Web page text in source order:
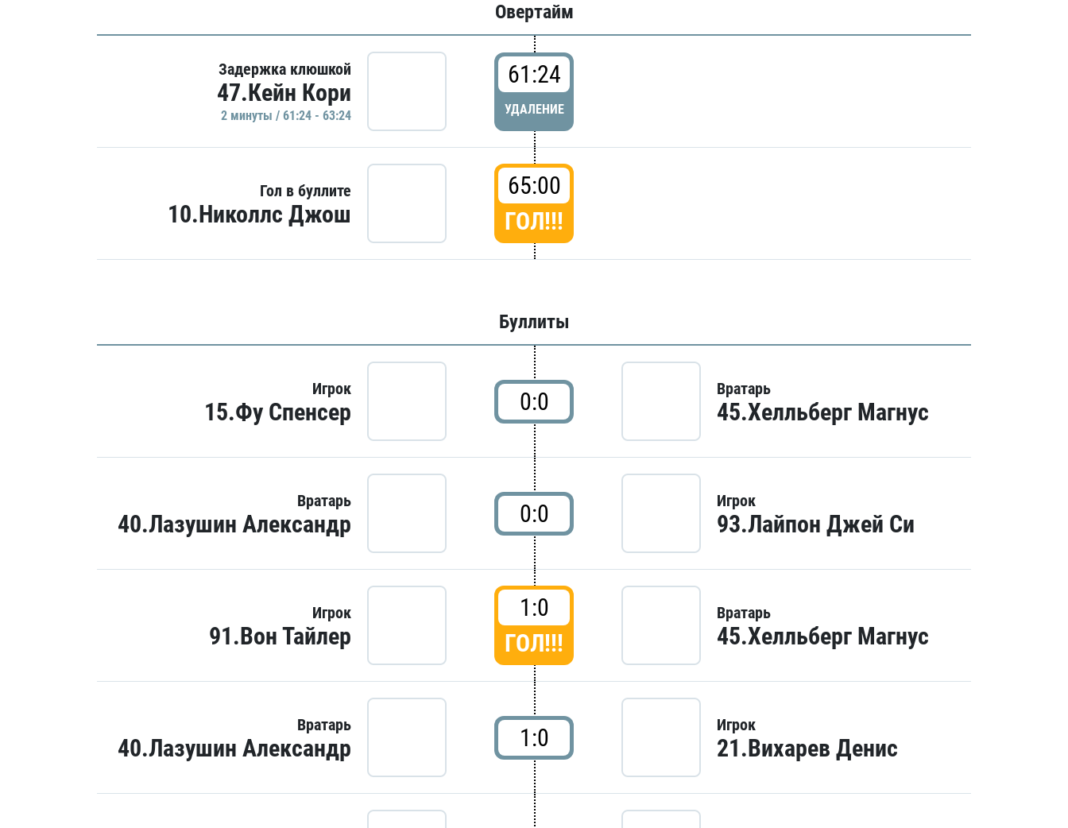
Овертайм
Задержка клюшкой
47.Кейн Кори
2 минуты / 61:24 - 63:24
61:24
УДАЛЕНИЕ
Гол в буллите
10.Николлс Джош
65:00
ГОЛ!!!
Буллиты
Игрок
15.Фу Спенсер 0:0 Вратарь
45.Хелльберг Магнус
Вратарь
40.Лазушин Александр 0:0 Игрок
93.Лайпон Джей Си
Игрок
91.Вон Тайлер
1:0
ГОЛ!!!
Вратарь
45.Хелльберг Магнус
Вратарь
40.Лазушин Александр 1:0 Игрок
21.Вихарев Денис